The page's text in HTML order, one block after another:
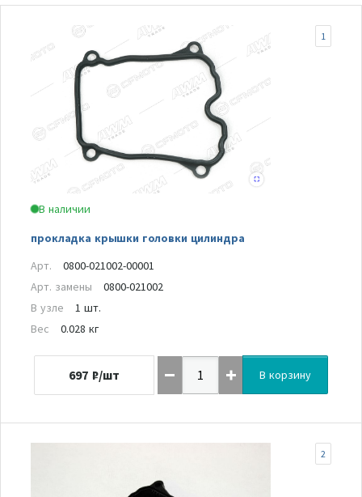
В наличии
прокладка крышки головки цилиндра
1
Арт.
0800-021002-00001
Арт. замены
0800-021002
В узле
1 шт.
Вес
0.028 кг
697 ₽/шт В корзину
2